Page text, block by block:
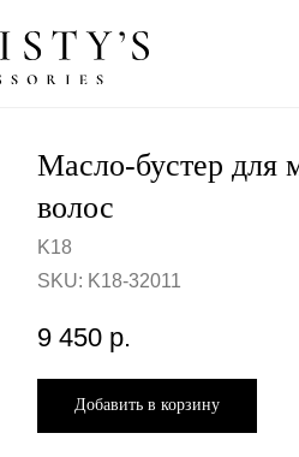
Масло-бустер для
волос
K18
SKU: K18-32011
9 450 р.
Добавить в корзину